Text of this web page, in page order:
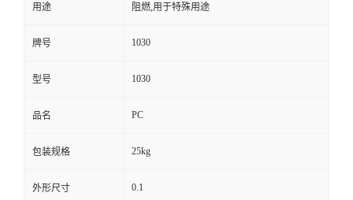
用途 阻燃,用于特殊用途
牌号 1030
型号 1030
品名 PC
包装规格 25kg
外形尺寸 0.1